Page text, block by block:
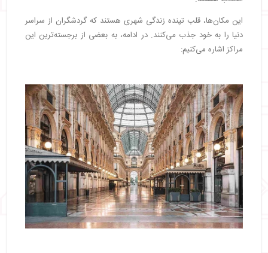
این مکان‌ها، قلب تپنده زندگی شهری هستند که گردشگران از سراسر
دنیا را به خود جذب می‌کنند. در ادامه، به بعضی از برجسته‌ترین این
مراکز اشاره می‌کنیم: